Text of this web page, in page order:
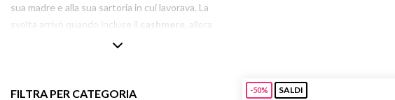
sua madre e alla sua sartoria in cui lavorava. La
svolta arrivò quando incluse il cashmere
, allora
non molto popolare, tra i materiali utilizzati
guadagnandosi il soprannome di “regina del
FILTRA PER CATEGORIA -50% SALDI